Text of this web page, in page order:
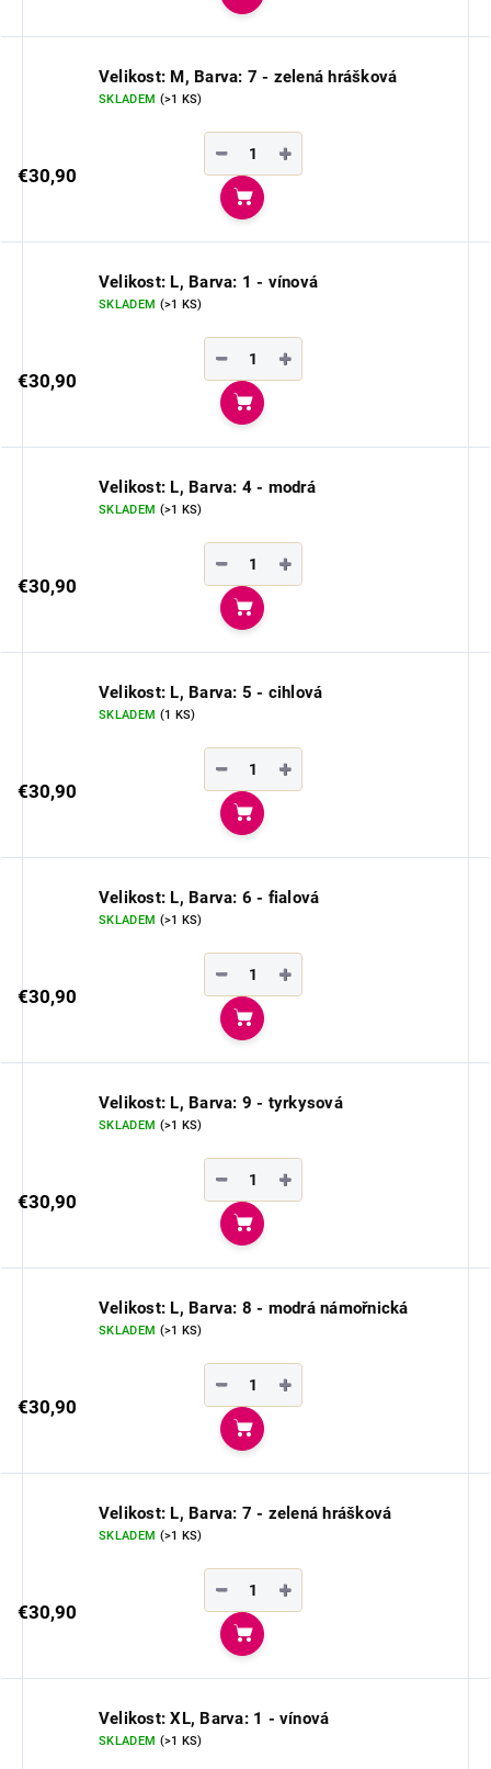
Do košíka
Velikost: M, Barva: 7 - zelená hrášková
SKLADEM (>1 KS)
€30,90
+
−
Do košíka
Velikost: L, Barva: 1 - vínová
SKLADEM (>1 KS)
€30,90
+
−
Do košíka
Velikost: L, Barva: 4 - modrá
SKLADEM (>1 KS)
€30,90
+
−
Do košíka
Velikost: L, Barva: 5 - cihlová
SKLADEM (1 KS)
€30,90
+
−
Do košíka
Velikost: L, Barva: 6 - fialová
SKLADEM (>1 KS)
€30,90
+
−
Do košíka
Velikost: L, Barva: 9 - tyrkysová
SKLADEM (>1 KS)
€30,90
+
−
Do košíka
Velikost: L, Barva: 8 - modrá námořnická
SKLADEM (>1 KS)
€30,90
+
−
Do košíka
Velikost: L, Barva: 7 - zelená hrášková
SKLADEM (>1 KS)
€30,90
+
−
Do košíka
Velikost: XL, Barva: 1 - vínová
SKLADEM (>1 KS)